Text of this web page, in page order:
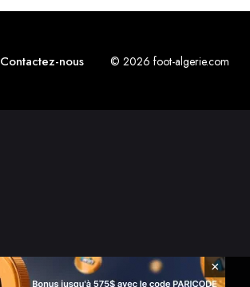
Contactez-nous © 2026 foot-algerie.com
×